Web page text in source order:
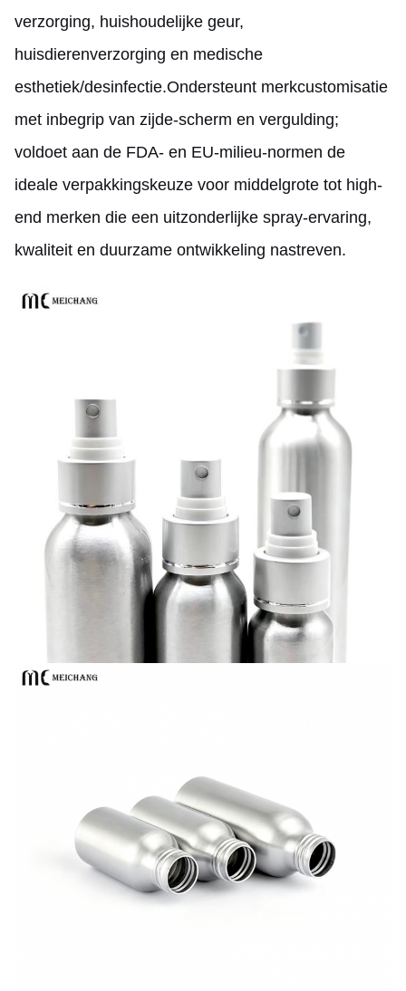
verzorging, huishoudelijke geur,
huisdierenverzorging en medische
esthetiek/desinfectie.Ondersteunt merkcustomisatie
met inbegrip van zijde-scherm en vergulding;
voldoet aan de FDA- en EU-milieu-normen de
ideale verpakkingskeuze voor middelgrote tot high-
end merken die een uitzonderlijke spray-ervaring,
kwaliteit en duurzame ontwikkeling nastreven.